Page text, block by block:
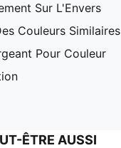
Sur L'Envers
Couleurs Similaires
Pour Couleur
ÊTRE AUSSI